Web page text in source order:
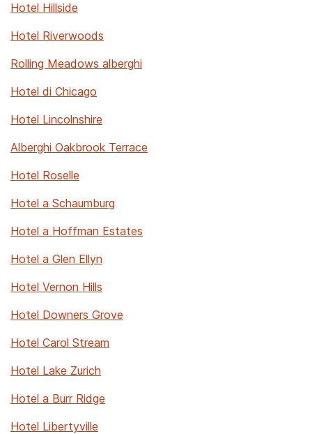
Hotel Hillside
Hotel Riverwoods
Rolling Meadows alberghi
Hotel di Chicago
Hotel Lincolnshire
Alberghi Oakbrook Terrace
Hotel Roselle
Hotel a Schaumburg
Hotel a Hoffman Estates
Hotel a Glen Ellyn
Hotel Vernon Hills
Hotel Downers Grove
Hotel Carol Stream
Hotel Lake Zurich
Hotel a Burr Ridge
Hotel Libertyville